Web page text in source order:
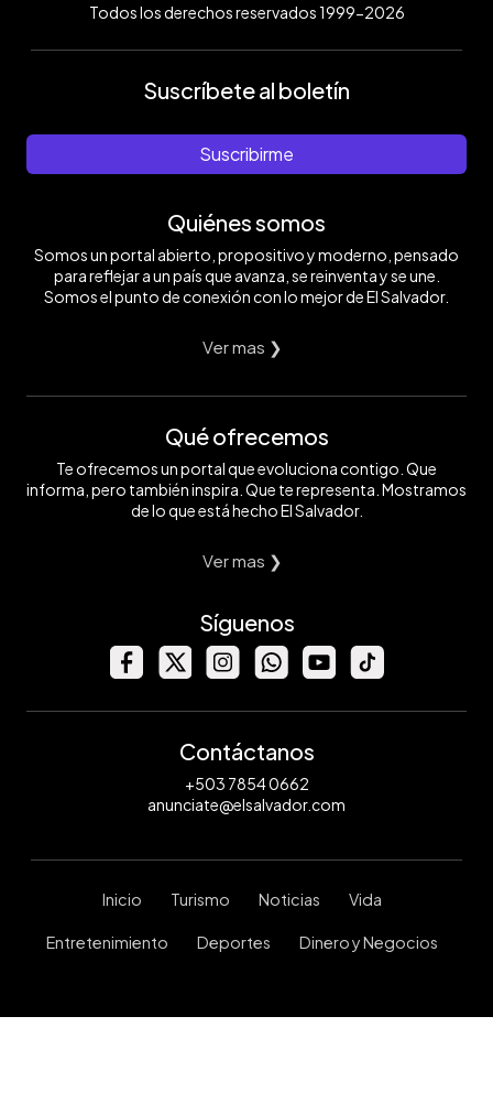
Todos los derechos reservados 1999-2026
Suscríbete al boletín
Suscribirme
Quiénes somos
Somos un portal abierto, propositivo y moderno, pensado
para reflejar a un país que avanza, se reinventa y se une.
Somos el punto de conexión con lo mejor de El Salvador.
Ver mas ❯
Qué ofrecemos
Te ofrecemos un portal que evoluciona contigo. Que
informa, pero también inspira. Que te representa. Mostramos
de lo que está hecho El Salvador.
Ver mas ❯
Síguenos
Contáctanos
+503 7854 0662
anunciate@elsalvador.com
Inicio Turismo Noticias Vida
Entretenimiento Deportes Dinero y Negocios